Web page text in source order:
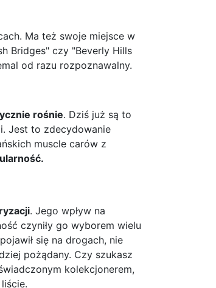
Ma też swoje miejsce w
Bridges" czy "Beverly Hills
od razu rozpoznawalny.
rośnie. Dziś już są to
Jest to zdecydowanie
muscle carów z
. Jego wpływ na
czyniły go wyborem wielu
się na drogach, nie
pożądany. Czy szukasz
kolekcjonerem,